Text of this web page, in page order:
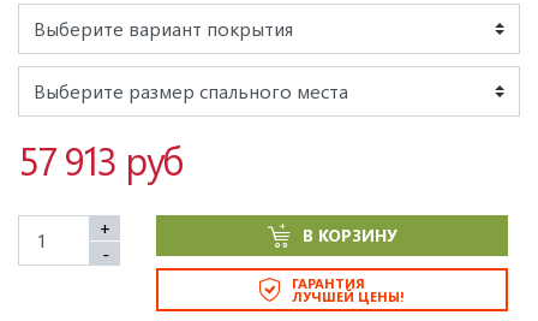
57 913 руб
+
-
В КОРЗИНУ
ГАРАНТИЯ
ЛУЧШЕЙ ЦЕНЫ!